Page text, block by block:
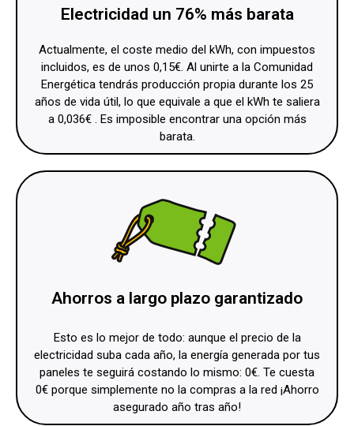
Electricidad un 76% más barata
Actualmente, el coste medio del kWh, con impuestos
incluidos, es de unos 0,15€. Al unirte a la Comunidad
Energética tendrás producción propia durante los 25
años de vida útil, lo que equivale a que el kWh te saliera
a 0,036€ . Es imposible encontrar una opción más
barata.
Ahorros a largo plazo garantizado
Esto es lo mejor de todo: aunque el precio de la
electricidad suba cada año, la energía generada por tus
paneles te seguirá costando lo mismo: 0€. Te cuesta
0€ porque simplemente no la compras a la red ¡Ahorro
asegurado año tras año!